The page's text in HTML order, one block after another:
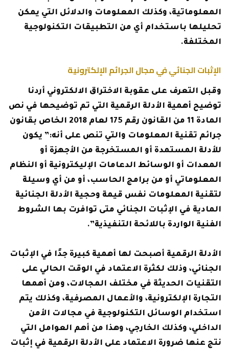
المعلوماتية، وكذلك المعلومات والدلائل التي يمكن
تحليلها باستخدام أي من التطبيقات التكنولوجية
المختلفة.
الإثبات الجنائي في مجال الجرائم الإلكترونية
وقبل التعرف على عقوبة الاختراق الالكتروني أردنا
توضيح أهمية الأدلة الرقمية التي تم توضيحها في نص
المادة 11 من القانون رقم 175 لعام 2018 الخاص بقانون
جرائم تقنية المعلومات والتي تنص على أنه:” يكون
للأدلة المستمدة أو المستخرجة من الأجهزة أو
المعدات أو الوسائط الدعامات الإليكترونية أو النظام
المعلوماتي أو من برامج الحاسب، أو من أي وسيلة
لتقنية المعلومات نفس قيمة وحجية الأدلة الجنائية
المادية في الإثبات الجنائي متى توافرت بها الشروط
الفنية الواردة باللائحة التنفيذية”.
الأدلة الرقمية أصبحت لها أهمية كبيرة جدًا في الإثبات
الجنائي، وذلك لكثرة الاعتماد في الوقت الحالي على
التقنيات الحديثة في مختلف المجالات، ومن أهمها
التجارة الإلكترونية، والأعمال المصرفية، وكذلك يتم
استخدام الوسائل التكنولوجية في مجالات الأمن
الداخلي، وكذلك الخارجي، وهذا من أهم العوامل التي
نتج عنها ضرورة الاعتماد على الأدلة الرقمية في إثبات